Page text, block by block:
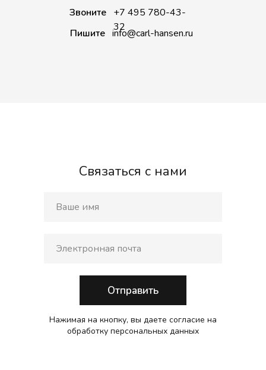
Звоните +7 495 780-43-
32
Пишите info@carl-hansen.ru
Связаться с нами
Отправить
Нажимая на кнопку, вы даете согласие на
обработку персональных данных